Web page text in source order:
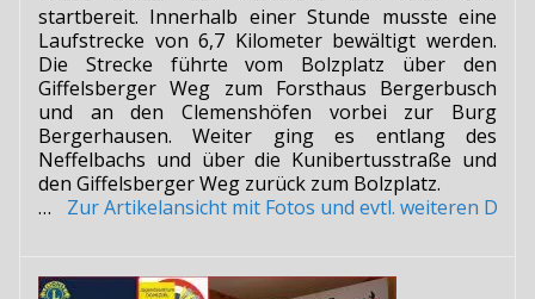
startbereit. Innerhalb einer Stunde musste eine
Laufstrecke von 6,7 Kilometer bewältigt werden.
Die Strecke führte vom Bolzplatz über den
Giffelsberger Weg zum Forsthaus Bergerbusch
und an den Clemenshöfen vorbei zur Burg
Bergerhausen. Weiter ging es entlang des
Neffelbachs und über die Kunibertusstraße und
den Giffelsberger Weg zurück zum Bolzplatz.
…Zur Artikelansicht mit Fotos und evtl. weiteren